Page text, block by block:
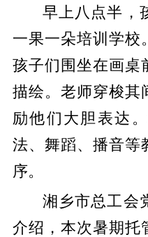
早上八点半，
一果一朵培训学校
孩子们围坐在画桌
描绘。老师穿梭其
励他们大胆表达
法、舞蹈、播音等
序。
湘乡市总工会
介绍，本次暑期托